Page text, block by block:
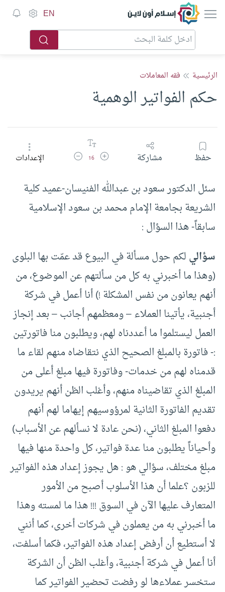
إسلام أون لاين EN
الرئيسية فقه المعاملات
حكم الفواتير الوهمية
حفظ مشاركة زيادة حجم الخط
16 تقليل حجم الخطالإعدادات
سئل الدكتور سعود بن عبدالله الفنيسان-عميد كلية
الشريعة بجامعة الإمام محمد بن سعود الإسلامية
سابقاً- هذا السؤال :
سؤاليلكم حول مسألة في البيوع قد عمّت بها البلوى
(وهذا ما أخبرني به كل من سألتهم عن الموضوع، من
أنهم يعانون من نفس المشكلة !) أنا أعمل في شركة
أجنبية، يأتينا العملاء – ومعظمهم أجانب – بعد إنجاز
العمل ليستلموا ما أعددناه لهم، ويطلبون منا فاتورتين
:- فاتورة بالمبلغ الصحيح الذي نتقاضاه منهم لقاء ما
قدمناه لهم من خدمات- وفاتورة فيها مبلغ أعلى من
المبلغ الذي تقاضيناه منهم، وأغلب الظن أنهم يريدون
تقديم الفاتورة الثانية لمرؤوسيهم إيهاما لهم أنهم
دفعوا المبلغ الثاني، (نحن عادة لا نسألهم عن الأسباب)
وأحياناً يطلبون منا عدة فواتير، كل واحدة منها فيها
مبلغ مختلف، سؤالي هو : هل يجوز إعداد هذه الفواتير
للزبون ؟علما أن هذا الأسلوب أصبح من الأمور
المتعارف عليها الآن في السوق !!! هذا ما لمسته وهذا
ما أخبرني به من يعملون في شركات أخرى، كما أنني
لا أستطيع أن أرفض إعداد هذه الفواتير، فكما أسلفت،
أنا أعمل في شركة أجنبية، وأغلب الظن أن الشركة
ستخسر عملاءها لو رفضت تحضير الفواتير كما